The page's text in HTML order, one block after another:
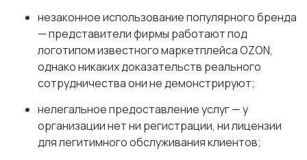
незаконное использование популярного бренда
— представители фирмы работают под
логотипом известного маркетплейса OZON,
однако никаких доказательств реального
сотрудничества они не демонстрируют;
нелегальное предоставление услуг — у
организации нет ни регистрации, ни лицензии
для легитимного обслуживания клиентов;